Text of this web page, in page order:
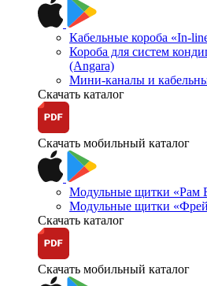
Кабельные короба «In-
Короба для систем
(Angara)
Мини-каналы и
Скачать каталог
Скачать мобильный каталог
Модульные щитки «Рам
Модульные щитки
Скачать каталог
Скачать мобильный каталог